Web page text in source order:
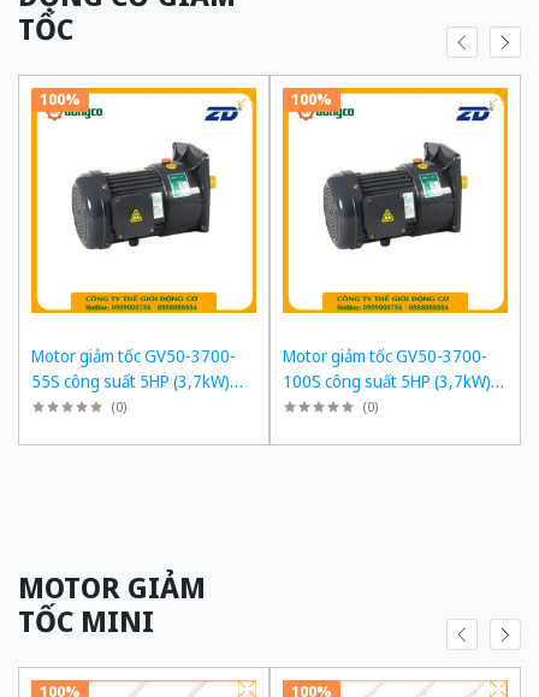
TỐC
100%
Motor giảm tốc GV50-3700-
55S công suất 5HP (3,7kW)
1/55 kiểu lắp Mặt bích
(0)
100%
Motor giảm tốc GV50-3700-
100S công suất 5HP (3,7kW)
1/100 kiểu lắp Mặt bích
(0)
MOTOR GIẢM
TỐC MINI
100% 100%